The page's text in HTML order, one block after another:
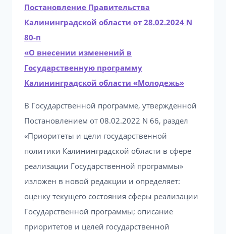
Постановление Правительства
Калининградской области от 28.02.2024 N
80-п
«О внесении изменений в
Государственную программу
Калининградской области «Молодежь»
В Государственной программе, утвержденной
Постановлением от 08.02.2022 N 66, раздел
«Приоритеты и цели государственной
политики Калининградской области в сфере
реализации Государственной программы»
изложен в новой редакции и определяет:
оценку текущего состояния сферы реализации
Государственной программы; описание
приоритетов и целей государственной